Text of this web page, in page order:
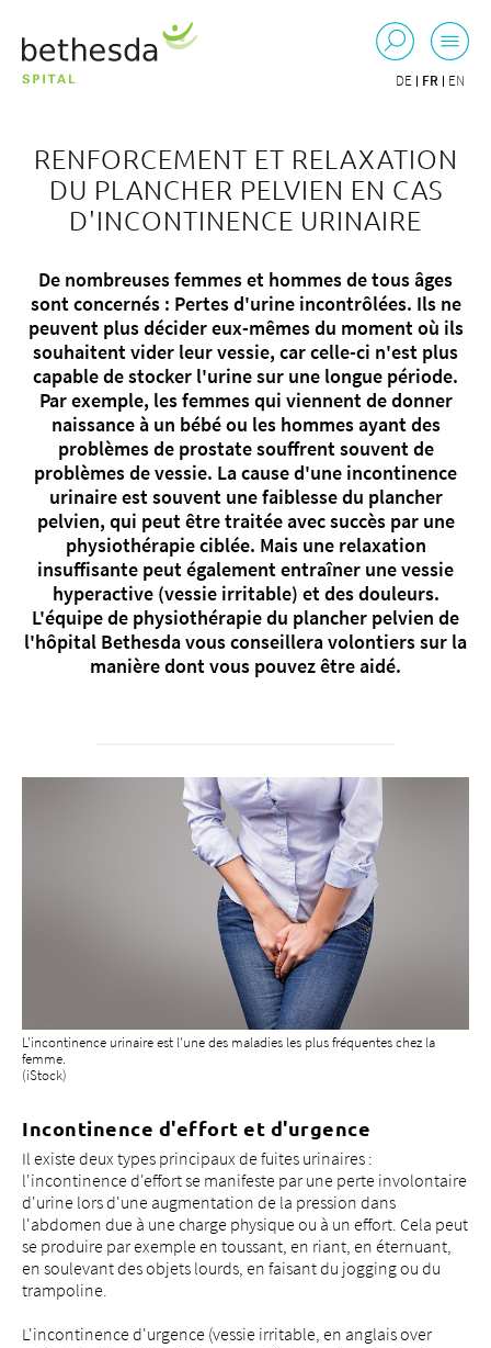
DE FR EN
À propos de nous
Blog
Adresse de référence
Événements & cours
Service des urgences
RENFORCEMENT ET RELAXATION
DU PLANCHER PELVIEN EN CAS
D'INCONTINENCE URINAIRE
De nombreuses femmes et hommes de tous âges
sont concernés : Pertes d'urine incontrôlées. Ils ne
peuvent plus décider eux-mêmes du moment où ils
souhaitent vider leur vessie, car celle-ci n'est plus
capable de stocker l'urine sur une longue période.
Par exemple, les femmes qui viennent de donner
naissance à un bébé ou les hommes ayant des
problèmes de prostate souffrent souvent de
problèmes de vessie. La cause d'une incontinence
urinaire est souvent une faiblesse du plancher
pelvien, qui peut être traitée avec succès par une
physiothérapie ciblée. Mais une relaxation
insuffisante peut également entraîner une vessie
hyperactive (vessie irritable) et des douleurs.
L'équipe de physiothérapie du plancher pelvien de
l'hôpital Bethesda vous conseillera volontiers sur la
manière dont vous pouvez être aidé.
L'incontinence urinaire est l'une des maladies les plus fréquentes chez la
femme.
(iStock)
Incontinence d'effort et d'urgence
Il existe deux types principaux de fuites urinaires :
l'incontinence d'effort se manifeste par une perte involontaire
d'urine lors d'une augmentation de la pression dans
l'abdomen due à une charge physique ou à un effort. Cela peut
se produire par exemple en toussant, en riant, en éternuant,
en soulevant des objets lourds, en faisant du jogging ou du
trampoline.
L'incontinence d'urgence (vessie irritable, en anglais over